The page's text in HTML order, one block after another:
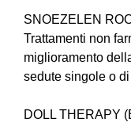
SNOEZELEN
Trattamenti non
miglioramento
sedute singole o
DOLL THERAPY